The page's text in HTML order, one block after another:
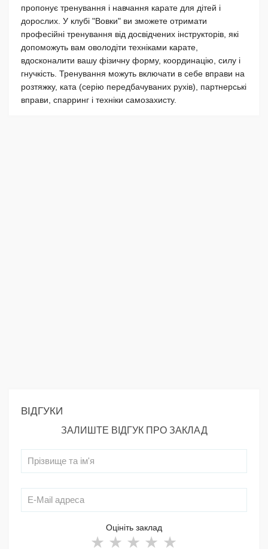
пропонує тренування і навчання карате для дітей і
дорослих. У клубі "Вовки" ви зможете отримати
професійні тренування від досвідчених інструкторів, які
допоможуть вам оволодіти техніками карате,
вдосконалити вашу фізичну форму, координацію, силу і
гнучкість. Тренування можуть включати в себе вправи на
розтяжку, ката (серію передбачуваних рухів), партнерські
вправи, спарринг і техніки самозахисту.
ВІДГУКИ
ЗАЛИШТЕ ВІДГУК ПРО ЗАКЛАД
Оцініть заклад